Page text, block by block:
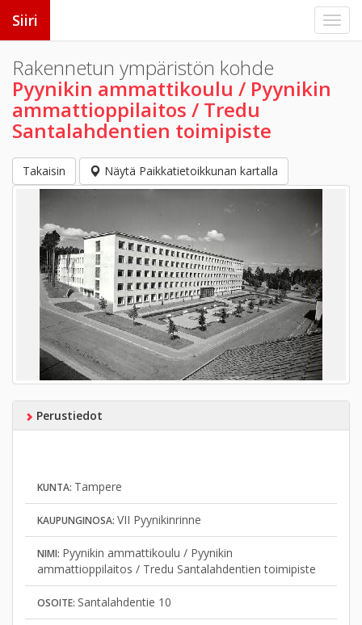
Siiri
Rakennetun ympäristön kohde
Pyynikin ammattikoulu / Pyynikin
ammattioppilaitos / Tredu
Santalahdentien toimipiste
Takaisin Näytä Paikkatietoikkunan kartalla
Perustiedot
KUNTA: Tampere
KAUPUNGINOSA: VII Pyynikinrinne
NIMI: Pyynikin ammattikoulu / Pyynikin
ammattioppilaitos / Tredu Santalahdentien toimipiste
OSOITE: Santalahdentie 10